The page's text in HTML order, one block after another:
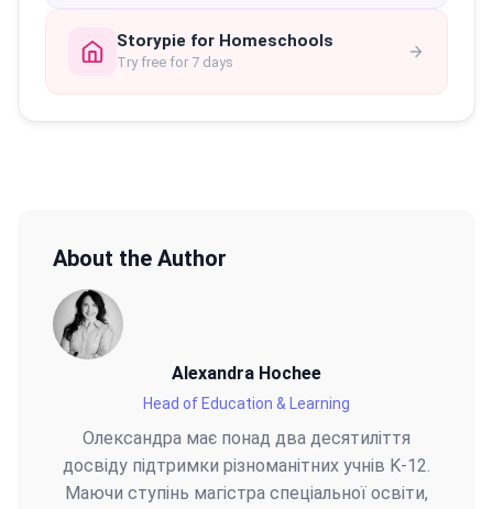
Storypie for Homeschools
Try free for 7 days
About the Author
Alexandra Hochee
Head of Education & Learning
Олександра має понад два десятиліття
досвіду підтримки різноманітних учнів K-12.
Маючи ступінь магістра спеціальної освіти,